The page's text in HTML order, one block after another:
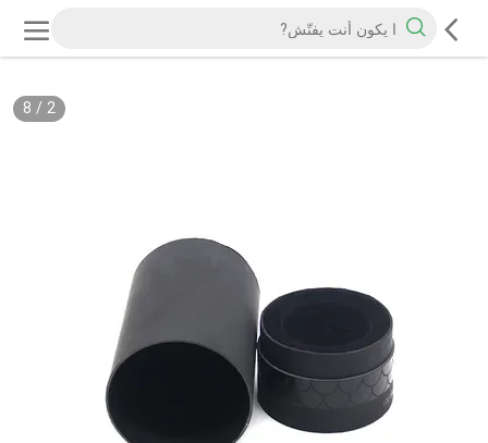
2
/
8